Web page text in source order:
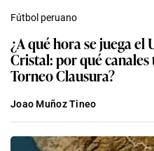
Fútbol peruano
¿A qué hora se juega
Cristal: por qué
Torneo Clausura?
Joao Muñoz Tineo